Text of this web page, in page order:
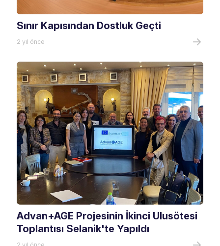
Sınır Kapısından Dostluk Geçti
2 yıl önce
Advan+AGE Projesinin İkinci Ulusötesi
Toplantısı Selanik'te Yapıldı